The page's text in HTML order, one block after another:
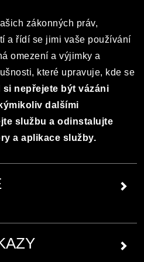
zákonných práv,
a řídí se jimi vaše používání
omezení a výjimky a
které upravuje, kde se
si nepřejete být vázáni
dalšími
službu a odinstalujte
a aplikace služby.
nebo odlišné podmínky